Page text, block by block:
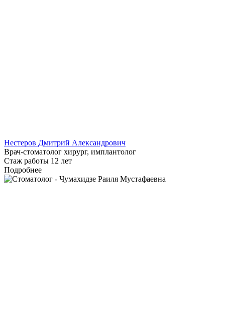
Нестеров Дмитрий Александрович
Врач-стоматолог хирург, имплантолог
Стаж работы 12 лет
Подробнее